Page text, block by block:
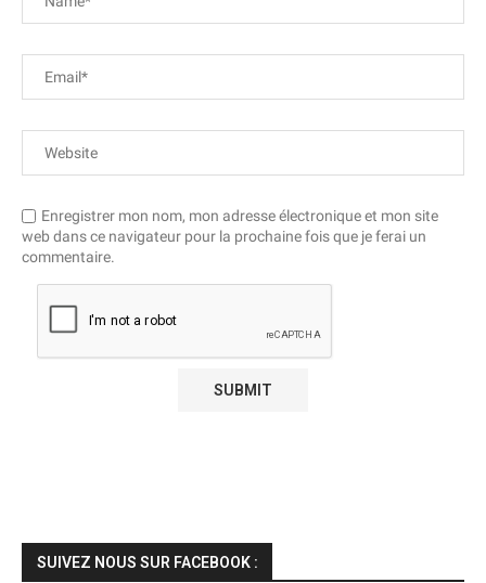
Enregistrer mon nom, mon adresse électronique et mon site
web dans ce navigateur pour la prochaine fois que je ferai un
commentaire.
SUIVEZ NOUS SUR FACEBOOK :